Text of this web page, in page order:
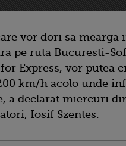
vor dori sa mearga
pe ruta Bucuresti-
Express, vor putea
km/h acolo unde
a declarat miercuri
Iosif Szentes.